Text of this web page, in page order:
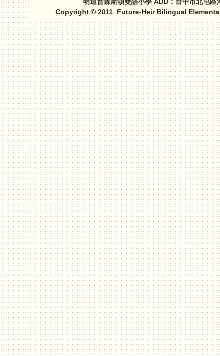
Copyright © 2011 Future-Heir Bilingual